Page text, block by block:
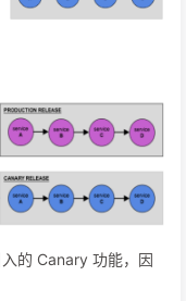
的 Canary 功能，因